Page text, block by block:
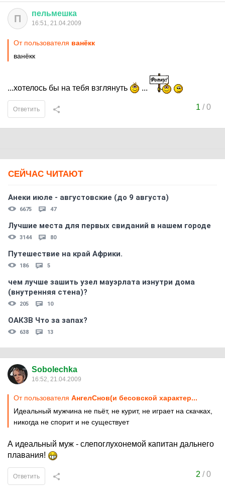
П пельмешка
16:51, 21.04.2009
От пользователя ванёкк
ванёкк
...хотелось бы на тебя взглянуть ...
1 /0
Ответить
СЕЙЧАС ЧИТАЮТ
Анеки июле - августовские (до 9 августа)
6675 47
Лучшие места для первых свиданий в нашем городе
3144 80
Путешествие на край Африки.
186 5
чем лучше зашить узел мауэрлата изнутри дома
(внутренняя стена)?
205 10
ОАКЗВ Что за запах?
638 13
Sobolechka
16:52, 21.04.2009
От пользователя АнгелСнов(и бесовской характер...
Идеальный мужчина не пьёт, не курит, не играет на скачках,
никогда не спорит и не существует
А идеальный муж - слепоглухонемой капитан дальнего
плавания!
2 /0
Ответить